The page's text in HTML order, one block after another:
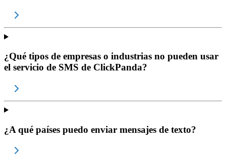
¿Qué tipos de empresas o industrias no pueden usar
el servicio de SMS de ClickPanda?
¿A qué países puedo enviar mensajes de texto?